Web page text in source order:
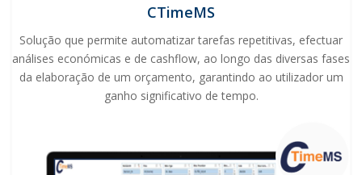
CTimeMS
Solução que permite automatizar tarefas repetitivas, efectuar
análises económicas e de cashflow, ao longo das diversas fases
da elaboração de um orçamento, garantindo ao utilizador um
ganho significativo de tempo.